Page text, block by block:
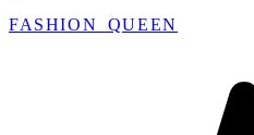
FASHION_QUEEN